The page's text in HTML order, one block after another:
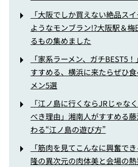
「大阪でしか買えない絶品ス
ようなモンブラン!?大阪駅＆
るもの集めました
「家系ラーメン、ガチBEST5
すすめる、横浜に来たらぜひ
メン5選
「江ノ島に行くならJRじゃな
べき理由」湘南人がすすめる
わる“江ノ島の遊び方”
「筋肉を見てこんなに興奮で
隆の異次元の肉体美と会場の